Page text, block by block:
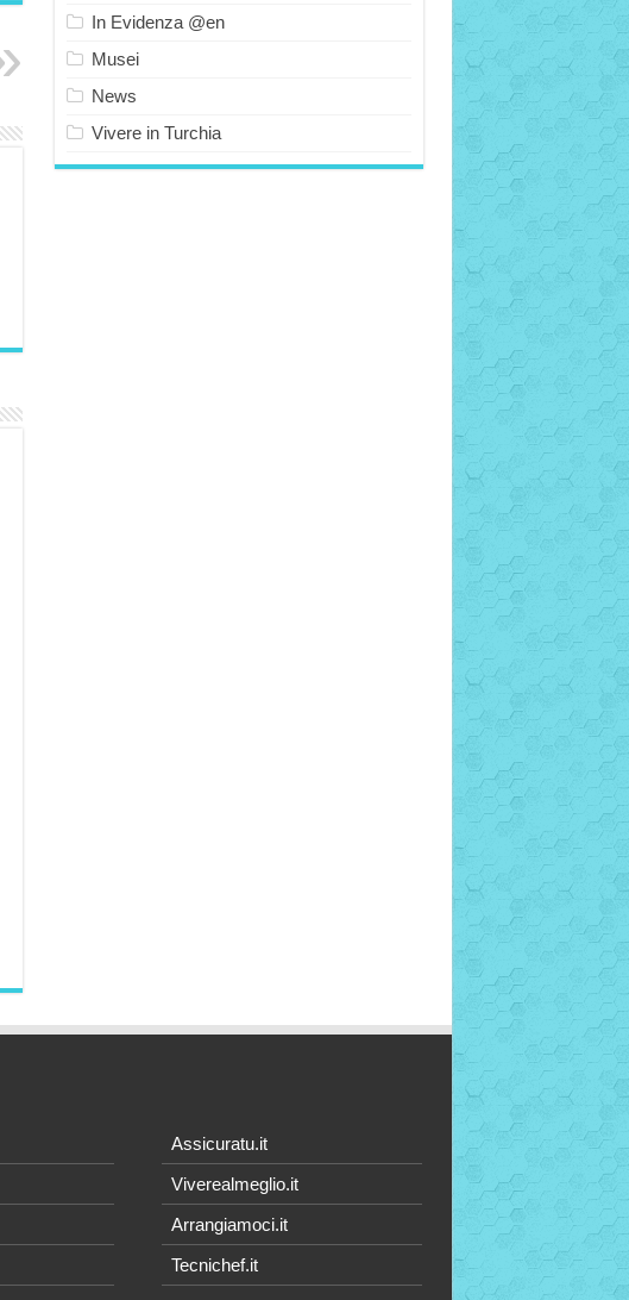
In Evidenza @en
Musei
News
Vivere in Turchia
Assicuratu.it
Viverealmeglio.it
Arrangiamoci.it
Tecnichef.it